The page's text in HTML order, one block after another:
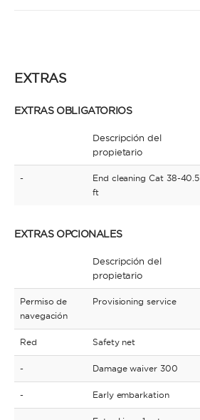
EXTRAS
EXTRAS OBLIGATORIOS
Descripción del
propietario
-
End cleaning Cat 38-40.5
ft
EXTRAS OPCIONALES
Descripción del
propietario
Permiso de
navegación
Provisioning service
Red Safety net
- Damage waiver 300
- Early embarkation